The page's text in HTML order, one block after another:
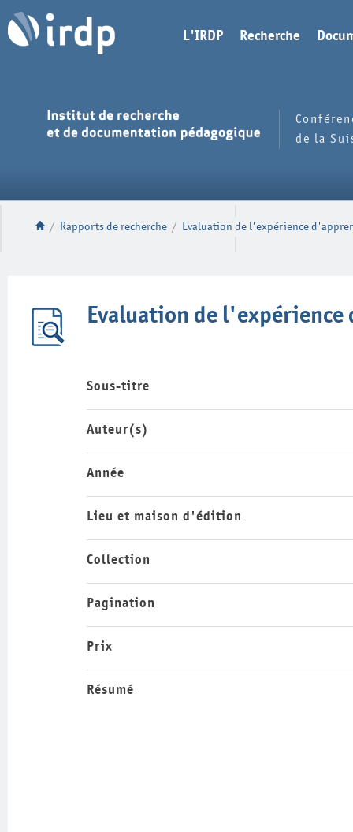
L'IRDP Recherche
de la
/ Rapports de recherche / Evaluation de l'expérience
Evaluation de
Sous-titre
Auteur(s)
Année
Lieu et maison d'édition
Collection
Pagination
Prix
Résumé